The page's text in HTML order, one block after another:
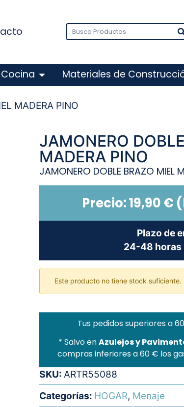
Cocina Materiales de
MADERA PINO
JAMONERO
MADERA PINO
JAMONERO DOBLE BRAZO MIEL
Precio:19,90€
Plazo de
24-48 horas
Este producto no tiene stock suficiente.
Tus pedidos superiores a
* Salvo enAzulejos y
compras inferiores a 60 € los
SKU: ARTR55088
Categorías: HOGAR, Menaje